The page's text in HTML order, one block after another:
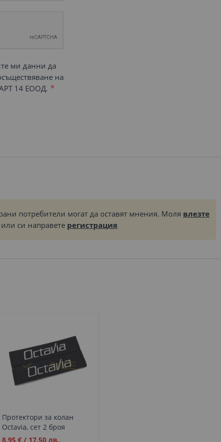
ми данни да
на
14 ЕООД.
потребители могат да оставят мнения. Моля влезте
си направете регистрация
Протектори за колан
Octavia, сет 2 броя
Промо
8,95 € / 17,50 лв.